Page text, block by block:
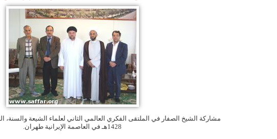
1428هـ في العاصمة الإيرانية طهران.